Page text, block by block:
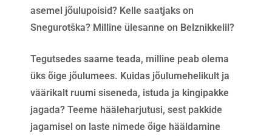
asemel jõulupoisid? Kelle saatjaks on
Snegurotška? Milline ülesanne on Belznikkelil?
Tegutsedes saame teada, milline peab olema
üks õige jõulumees. Kuidas jõulumehelikult ja
väärikalt ruumi siseneda, istuda ja kingipakke
jagada? Teeme hääleharjutusi, sest pakkide
jagamisel on laste nimede õige hääldamine